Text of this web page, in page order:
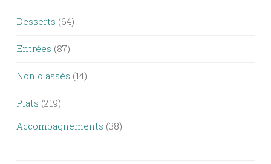
Desserts (64)
Entrées (87)
Non classés (14)
Plats (219)
Accompagnements (38)